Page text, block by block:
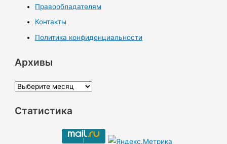
Правообладателям
Контакты
Политика конфиденциальности
Архивы
А
х
Статистика